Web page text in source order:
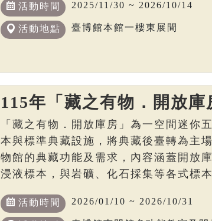
活動時間 2025/11/30 ~ 2026/10/14
活動地點 臺博館本館一樓東展間
115年「藏之有物．開放庫
「藏之有物．開放庫房」為一空間迷你
本與標準典藏設施，將典藏後臺轉為主
物館的典藏功能及需求，內容涵蓋開放
浸液標本，與岩礦、化石採集等各式標本
活動時間 2026/01/10 ~ 2026/10/31